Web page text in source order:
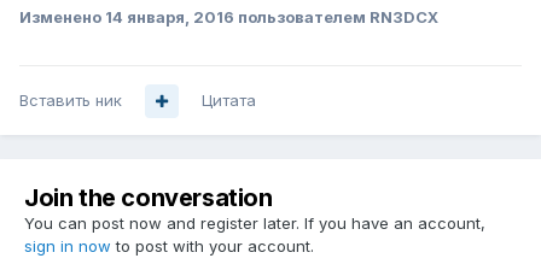
Изменено 14 января, 2016 пользователем RN3DCX
Вставить ник Цитата
Join the conversation
You can post now and register later. If you have an account,
sign in now to post with your account.